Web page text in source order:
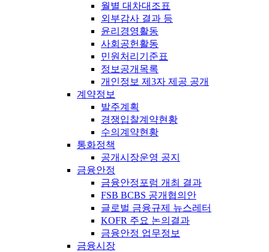
월별 대차대조표
외부감사 결과 등
윤리경영활동
사회공헌활동
민원처리기준표
정보공개목록
개인정보 제3자 제공 공개
계약정보
발주계획
경쟁입찰계약현황
수의계약현황
통화정책
공개시장운영 공지
금융안정
금융안정포럼 개최 결과
FSB BCBS 공개협의안
글로벌 금융규제 뉴스레터
KOFR 주요 논의결과
금융안정 업무정보
금융시장